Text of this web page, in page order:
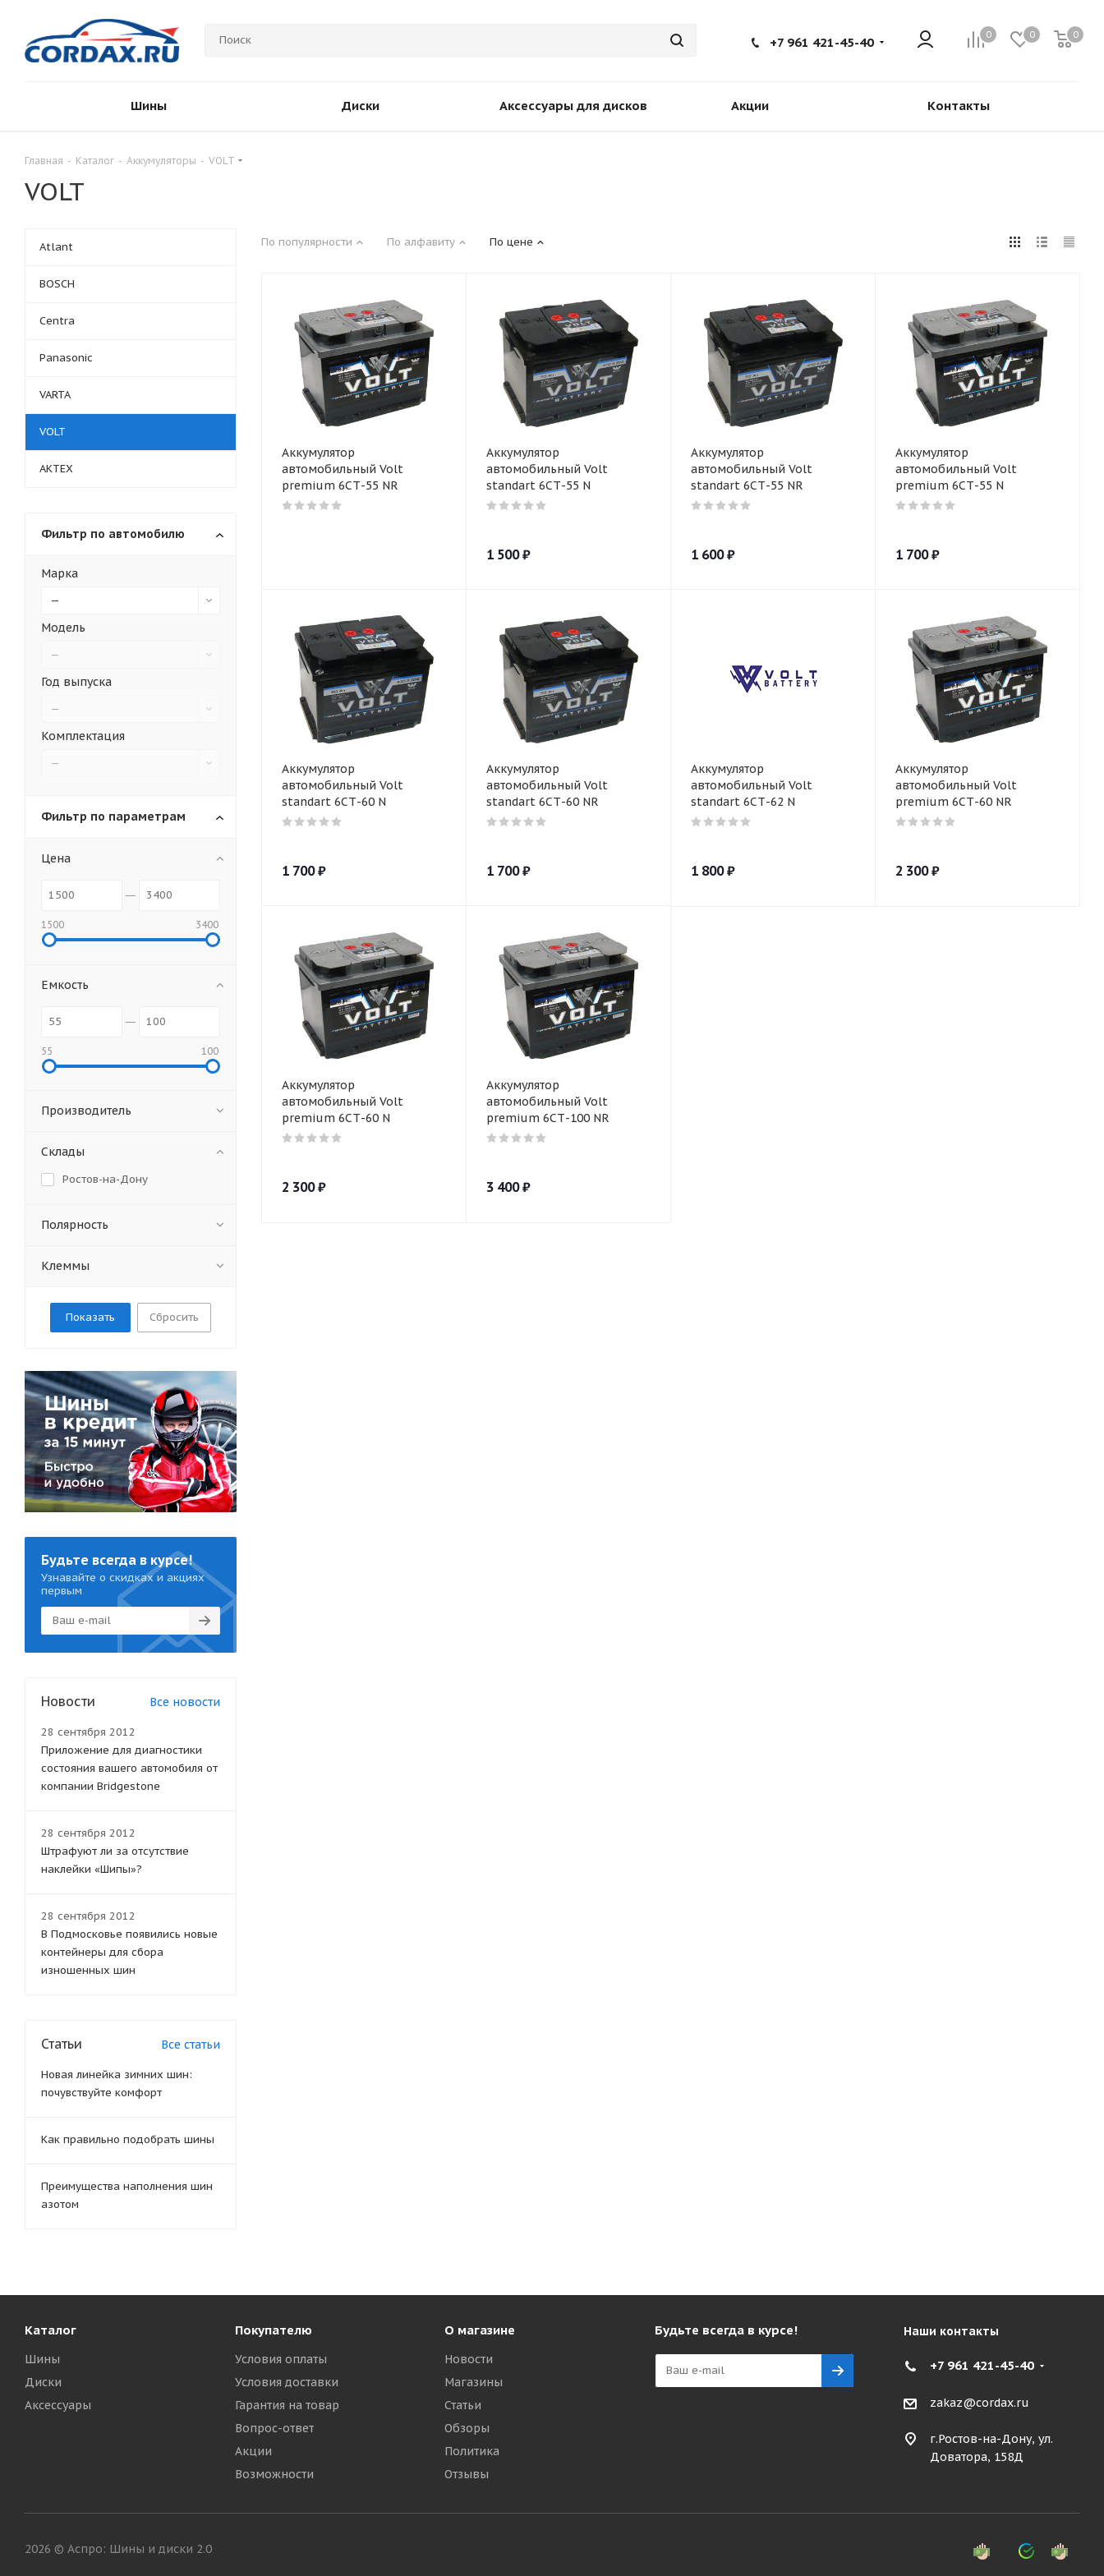
0 0 0
+7 961 421-45-40
Шины Диски Аксессуары для дисков Акции Контакты
Главная - Каталог - Аккумуляторы - VOLT
VOLT
По популярности По алфавиту По цене
Аккумулятор
автомобильный Volt
premium 6СТ-55 NR
Аккумулятор
автомобильный Volt
standart 6СТ-55 N
1 500₽
Аккумулятор
автомобильный Volt
standart 6СТ-55 NR
1 600₽
Аккумулятор
автомобильный Volt
premium 6СТ-55 N
1 700₽
Аккумулятор
автомобильный Volt
standart 6СТ-60 N
1 700₽
Аккумулятор
автомобильный Volt
standart 6СТ-60 NR
1 700₽
Аккумулятор
автомобильный Volt
standart 6СТ-62 N
1 800₽
Аккумулятор
автомобильный Volt
premium 6СТ-60 NR
2 300₽
Аккумулятор
автомобильный Volt
premium 6СТ-60 N
2 300₽
Аккумулятор
автомобильный Volt
premium 6СТ-100 NR
3 400₽
Atlant
BOSCH
Centra
Panasonic
VARTA
VOLT
АКТЕХ
Фильтр по автомобилю
Марка
—
Модель
—
Год выпуска
—
Комплектация
—
Фильтр по параметрам
Цена
1500 3400
Емкость
55 100
Производитель
Склады
Ростов-на-Дону
Полярность
Клеммы
Сбросить
Будьте всегда в курсе!
Узнавайте о скидках и акциях
первым
Новости Все новости
28 сентября 2012
Приложение для диагностики
состояния вашего автомобиля от
компании Bridgestone
28 сентября 2012
Штрафуют ли за отсутствие
наклейки «Шипы»?
28 сентября 2012
В Подмосковье появились новые
контейнеры для сбора
изношенных шин
Статьи Все статьи
Новая линейка зимних шин:
почувствуйте комфорт
Как правильно подобрать шины
Преимущества наполнения шин
азотом
Каталог
Шины
Диски
Аксессуары
Покупателю
Условия оплаты
Условия доставки
Гарантия на товар
Вопрос-ответ
Акции
Возможности
О магазине
Новости
Магазины
Статьи
Обзоры
Политика
Отзывы
Будьте всегда в курсе! Наши контакты
+7 961 421-45-40
zakaz@cordax.ru
г.Ростов-на-Дону, ул.
Доватора, 158Д
2026 © Аспро: Шины и диски 2.0